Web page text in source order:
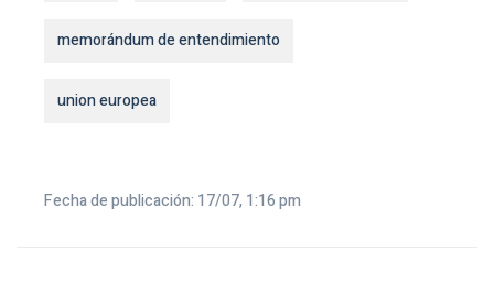
memorándum de entendimiento
union europea
Fecha de publicación: 17/07, 1:16 pm